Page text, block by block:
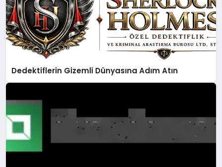
Dedektiflerin Gizemli Dünyasına Adım Atın